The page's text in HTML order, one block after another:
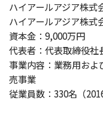
ハイアールアジア株式
ハイアールアジア株式
資本金：9,000万円
代表者：代表取締役
事業内容：業務用およ
売事業
従業員数：330名（